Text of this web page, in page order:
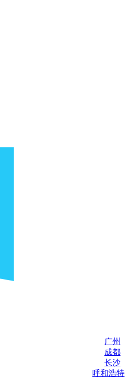
广州
成都
长沙
呼和浩特